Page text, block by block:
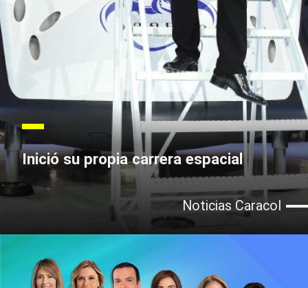
Inició su propia carrera espacial
Noticias Caracol